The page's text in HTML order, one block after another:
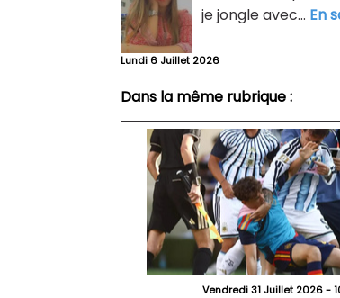
je jongle avec... En
Lundi 6 Juillet 2026
Dans la même rubrique :
Vendredi 31 Juillet 2026 -